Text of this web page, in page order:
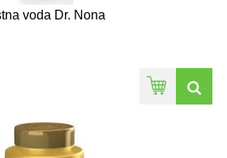
voda Dr. Nona